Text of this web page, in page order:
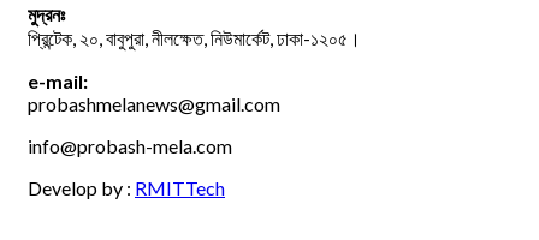
মুদ্রনঃ
প্রিন্টেক, ২০, বাবুপুরা, নীলক্ষেত, নিউমার্কেট, ঢাকা-১২০৫।
e-mail:
probashmelanews@gmail.com
info@probash-mela.com
Develop by : RMITTech